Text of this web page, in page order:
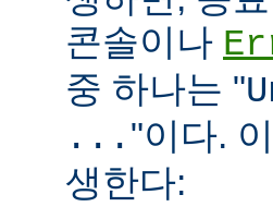
콘솔이나
중 하나는 "
... "이다.
생한다: